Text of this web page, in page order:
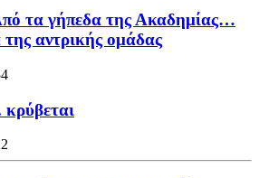
τα γήπεδα της Ακαδημίας…
της αντρικής ομάδας
κρύβεται